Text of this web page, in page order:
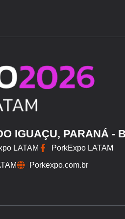
IGUAÇU, PARANÁ -
LATAM PorkExpo LATAM
Porkexpo.com.br